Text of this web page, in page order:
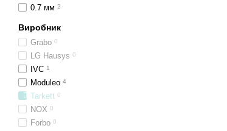
0.7 мм 2
Виробник
Grabo 0
LG Hausys 0
IVC 1
Moduleo 4
Tarkett 0
NOX 0
Forbo 0